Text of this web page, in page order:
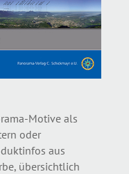
Motive als
oder
aus
übersichtlich